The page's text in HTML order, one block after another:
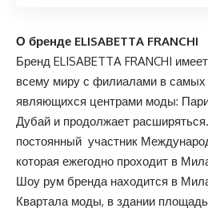
О бренде ELISABETTA FRANCHI
Бренд ELISABETTA FRANCHI
всему миру с филиалами в самых
являющихся центрами моды:
Дубай и продолжает расширяться.
постоянный участник
которая ежегодно проходит в
Шоу рум бренда находится в
Квартала моды, в здании